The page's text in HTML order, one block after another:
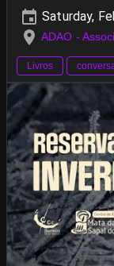
Saturday,
ADAO -
Livros